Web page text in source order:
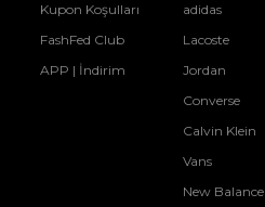
Kupon Koşulları
FashFed Club
APP | İndirim
adidas
Lacoste
Jordan
Converse
Calvin Klein
Vans
New Balance